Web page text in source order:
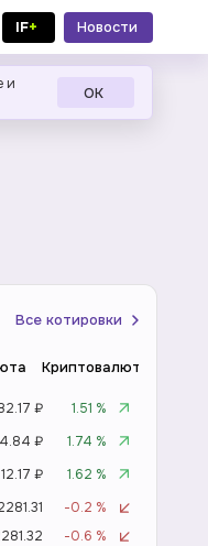
IF+
Новости
в MAX
и
ОК
Все котировки
Криптовалюта
₽
1.51 %
₽
1.74 %
12.17 ₽
1.62 %
-0.2 %
-0.6 %